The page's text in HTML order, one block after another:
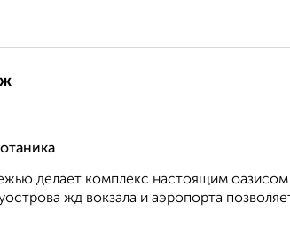
делает комплекс настоящим
жд вокзала и аэропорта